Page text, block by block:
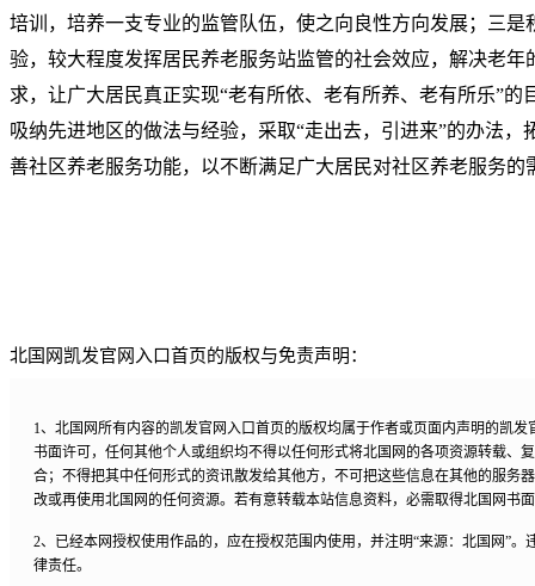
培训，培养一支专业的监管队伍，使之向良性方向发展；三是
验，较大程度发挥居民养老服务站监管的社会效应，解决老年
求，让广大居民真正实现“老有所依、老有所养、老有所乐”的
吸纳先进地区的做法与经验，采取“走出去，引进来”的办法，
善社区养老服务功能，以不断满足广大居民对社区养老服务的
北国网凯发官网入口首页的版权与免责声明：
1、北国网所有内容的凯发官网入口首页的版权均属于作者或页面内声明的凯
书面许可，任何其他个人或组织均不得以任何形式将北国网的各项资源转载、
合；不得把其中任何形式的资讯散发给其他方，不可把这些信息在其他的服务
改或再使用北国网的任何资源。若有意转载本站信息资料，必需取得北国网书
2、已经本网授权使用作品的，应在授权范围内使用，并注明“来源：北国网”
律责任。